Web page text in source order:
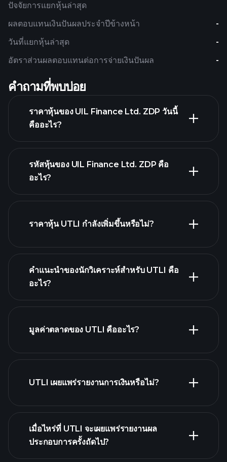
ผลตอบแทนเงินปันผลประจำปีข้างหน้า -
อัตราส่วนผลตอบแทนต่อการจ่ายเงินปันผล -
ปัจจัยการแยกหุ้นล่าสุด
วันที่แยกหุ้นล่าสุด -
คำถามที่พบบ่อย
ราคาหุ้นของ UIL Finance Ltd. ZDP วันนี้
คืออะไร?
กราฟขั้นสูง
รหัสหุ้นของ UIL Finance Ltd. ZDP คือ
อะไร?
ราคาหุ้น UTLI กำลังเพิ่มขึ้นหรือไม่?
คำแนะนำของนักวิเคราะห์สำหรับ UTLI คือ
อะไร?
มูลค่าตลาดของ UTLI คืออะไร?
UTLI เผยแพร่รายงานการเงินหรือไม่?
UTLI รายงานการเงิน
เมื่อไหร่ที่ UTLI จะเผยแพร่รายงานผล
ประกอบการครั้งถัดไป?